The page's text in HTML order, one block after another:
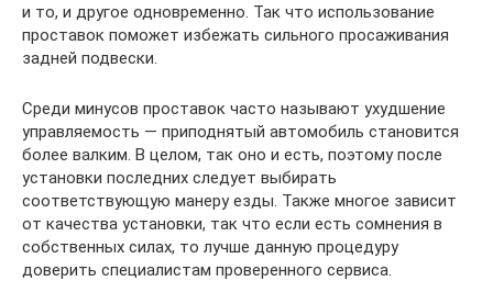
и то, и другое одновременно. Так что использование
проставок поможет избежать сильного просаживания
задней подвески.
Среди минусов проставок часто называют ухудшение
управляемость — приподнятый автомобиль становится
более валким. В целом, так оно и есть, поэтому после
установки последних следует выбирать
соответствующую манеру езды. Также многое зависит
от качества установки, так что если есть сомнения в
собственных силах, то лучше данную процедуру
доверить специалистам проверенного сервиса.